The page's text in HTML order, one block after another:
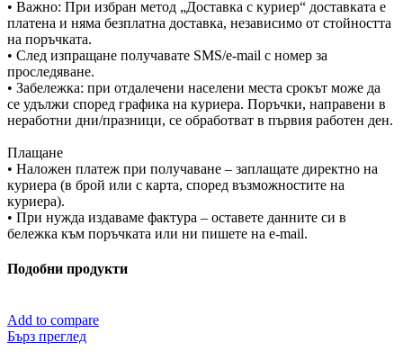
• Важно: При избран метод „Доставка с куриер“ доставката е
платена и няма безплатна доставка, независимо от стойността
на поръчката.
• След изпращане получавате SMS/e-mail с номер за
проследяване.
• Забележка: при отдалечени населени места срокът може да
се удължи според графика на куриера. Поръчки, направени в
неработни дни/празници, се обработват в първия работен ден.
Плащане
• Наложен платеж при получаване – заплащате директно на
куриера (в брой или с карта, според възможностите на
куриера).
• При нужда издаваме фактура – оставете данните си в
бележка към поръчката или ни пишете на e-mail.
Подобни продукти
Add to compare
Бърз преглед